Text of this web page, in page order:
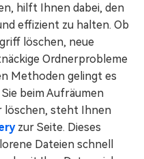
hilft Ihnen dabei, den
effizient zu halten. Ob
löschen, neue
Ordnerprobleme
Methoden gelingt es
beim Aufräumen
löschen, steht Ihnen
zur Seite. Dieses
Dateien schnell